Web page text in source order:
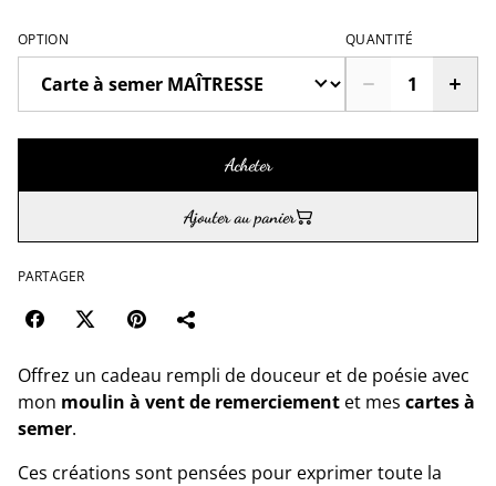
OPTION QUANTITÉ
Acheter
Ajouter au panier
PARTAGER
Offrez un cadeau rempli de douceur et de poésie avec
mon moulin à vent de remerciement et mes cartes à
semer.
Ces créations sont pensées pour exprimer toute la